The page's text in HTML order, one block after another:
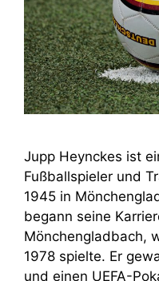
Jupp Heynckes ist
Fußballspieler und
1945 in
begann seine
Mönchengladbach,
1978 spielte. Er
und einen UEFA-